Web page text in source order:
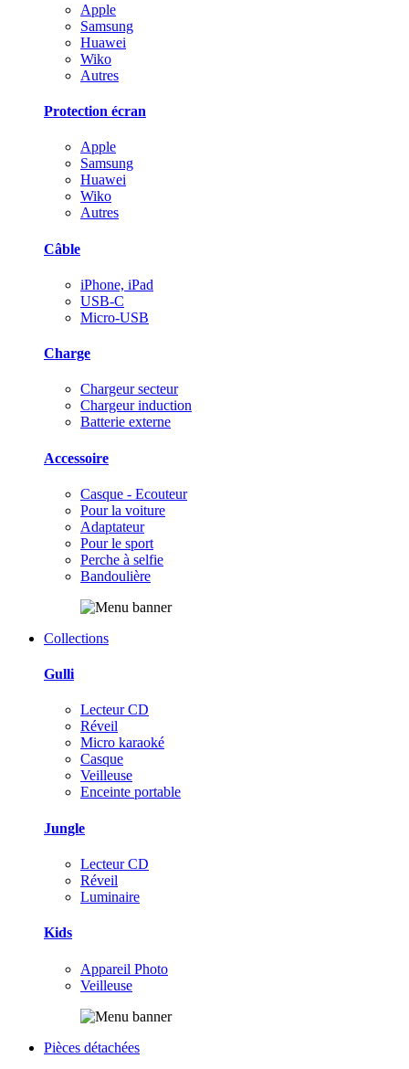
Apple
Samsung
Huawei
Wiko
Autres
Protection écran
Apple
Samsung
Huawei
Wiko
Autres
Câble
iPhone, iPad
USB-C
Micro-USB
Charge
Chargeur secteur
Chargeur induction
Batterie externe
Accessoire
Casque - Ecouteur
Pour la voiture
Adaptateur
Pour le sport
Perche à selfie
Bandoulière
Collections
Gulli
Lecteur CD
Réveil
Micro karaoké
Casque
Veilleuse
Enceinte portable
Jungle
Lecteur CD
Réveil
Luminaire
Kids
Appareil Photo
Veilleuse
Pièces détachées